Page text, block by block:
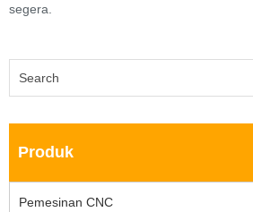
segera.
Produk
Pemesinan CNC